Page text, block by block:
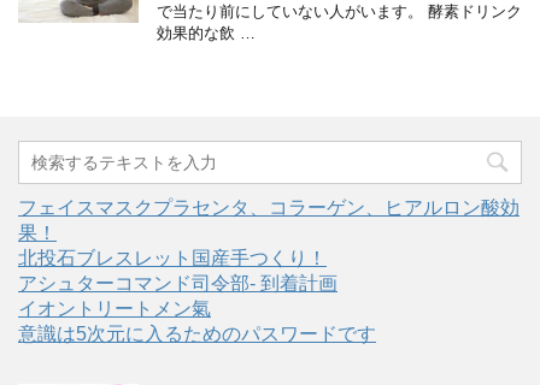
で当たり前にしていない人がいます。 酵素ドリンク
効果的な飲 …
フェイスマスクプラセンタ、コラーゲン、ヒアルロン酸効
果！
北投石ブレスレット国産手つくり！
アシュターコマンド司令部- 到着計画
イオントリートメン氣
意識は5次元に入るためのパスワードです